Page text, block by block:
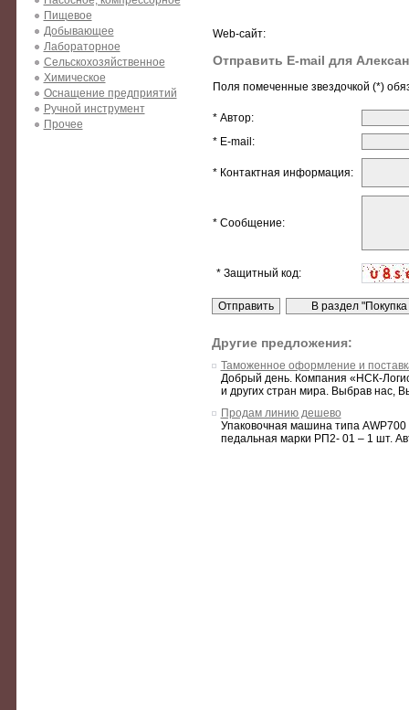
Пищевое
Добывающее
Лабораторное
Сельскохозяйственное
Химическое
Оснащение предприятий
Ручной инструмент
Прочее
Web-сайт:
Отправить E-mail для
Поля помеченные звездочкой (*)
* Автор:
* E-mail:
* Контактная информация:
* Сообщение:
* Защитный код:
Другие предложения:
Таможенное оформление и
Добрый день. Компания «НСК-
и других стран мира. Выбрав нас,
Продам линию дешево
Упаковочная машина типа
педальная марки РП2- 01 – 1 шт.